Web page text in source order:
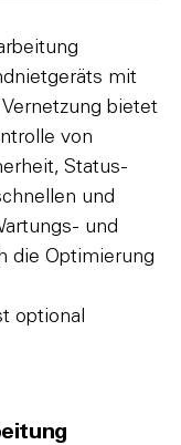
mit
bietet
von
Status-
und
und
die Optimierung
optional